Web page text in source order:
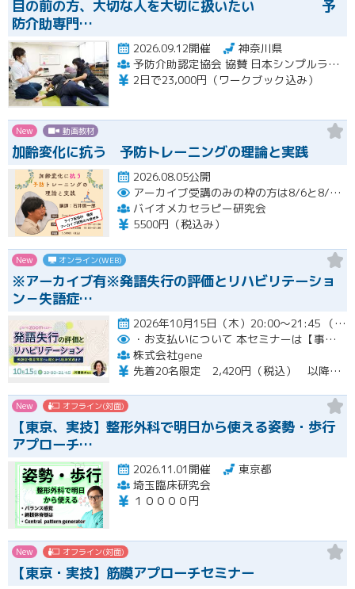
目の前の方、大切な人を大切に扱いたい 予
防介助専門…
2026.09.12開催
神奈川県
予防介助認定協会 協賛 日本シンプルラーニング協会 楽な動きの学習会
2日で23,000円（ワークブック込み）
New 動画教材
加齢変化に抗う 予防トレーニングの理論と実践
2026.08.05公開
アーカイブ受講のみの枠の方は8/6と8/20におこなわれる配信終了後に視聴URLをお送りします。
バイオメカセラピー研究会
5500円（税込み）
New オンライン(WEB)
※アーカイブ有※発語失行の評価とリハビリテーショ
ン－失語症…
2026年10月15日（木）20:00～21:45 （受付開始時間 19:45）開催
・お支払いについて 本セミナーは【事前支払い（クレジットカード・銀行振込）】です。
株式会社gene
先着20名限定 2,420円（税込） 以降3,000円（税込） ※お支払い方法：クレジットカード・銀行振込 【キャンセルについて】 決済後はいかなる理由でも返金はいたしませんのでご了承ください。 受講料をお支払いいただいた方には、後日アーカイブの視聴URLをお送りいたします。
New オフライン(対面)
【東京、実技】整形外科で明日から使える姿勢・歩行
アプローチ…
2026.11.01開催
東京都
埼玉臨床研究会
１００００円
New オフライン(対面)
【東京・実技】筋膜アプローチセミナー